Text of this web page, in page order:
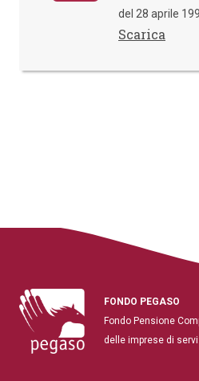
del 28 aprile
Scarica
FONDO PEGASO
Fondo Pensione
delle imprese di